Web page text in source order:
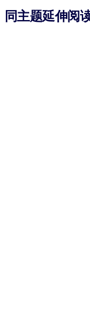
同主题延伸阅